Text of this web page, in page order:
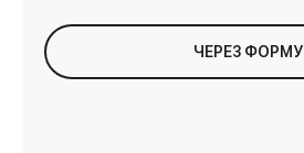
ЧЕРЕЗ ФОРМУ